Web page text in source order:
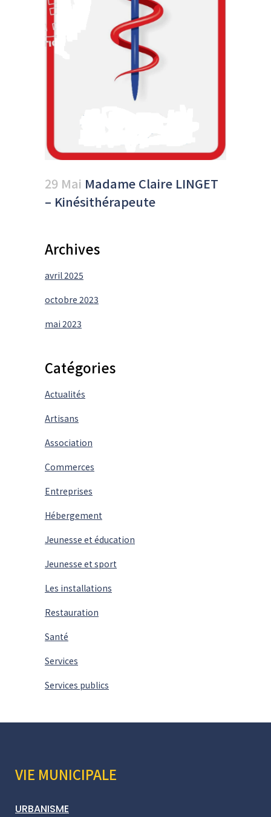
29 Mai Madame Claire LINGET
– Kinésithérapeute
Archives
avril 2025
octobre 2023
mai 2023
Catégories
Actualités
Artisans
Association
Commerces
Entreprises
Hébergement
Jeunesse et éducation
Jeunesse et sport
Les installations
Restauration
Santé
Services
Services publics
VIE MUNICIPALE
URBANISME